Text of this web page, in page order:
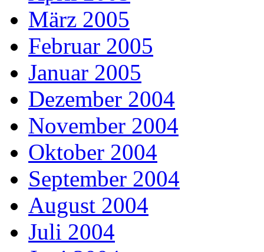
März 2005
Februar 2005
Januar 2005
Dezember 2004
November 2004
Oktober 2004
September 2004
August 2004
Juli 2004